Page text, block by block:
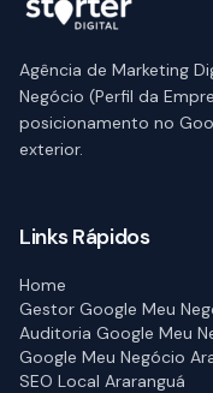
Agência de Marketing
Negócio (Perfil da
posicionamento no
exterior.
Links Rápidos
Home
Gestor Google Meu
Auditoria Google Meu
Google Meu Negócio
SEO Local Araranguá